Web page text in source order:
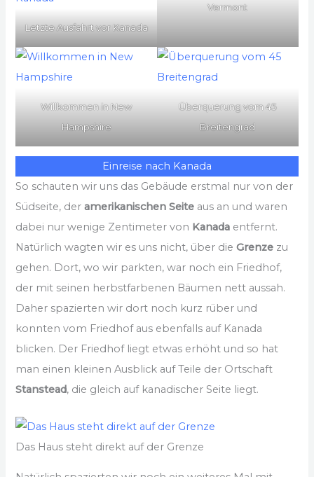
Letzte Ausfahrt vor Kanada
Vermont
Willkommen in New
Hampshire
Überquerung vom 45
Breitengrad
Einreise nach Kanada
So schauten wir uns das Gebäude erstmal nur von der
Südseite, deramerikanischen Seite aus an und waren
dabei nur wenige Zentimeter von Kanada entfernt.
Natürlich wagten wir es uns nicht, über dieGrenze zu
gehen. Dort, wo wir parkten, war noch ein Friedhof,
der mit seinen herbstfarbenen Bäumen nett aussah.
Daher spazierten wir dort noch kurz rüber und
konnten vom Friedhof aus ebenfalls auf Kanada
blicken. Der Friedhof liegt etwas erhöht und so hat
man einen kleinen Ausblick auf Teile der Ortschaft
Stanstead, die gleich auf kanadischer Seite liegt.
Das Haus steht direkt auf der Grenze